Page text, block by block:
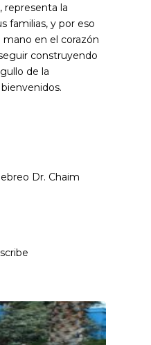
representa la
familias, y por eso
en el corazón
construyendo
de la
Dr. Chaim